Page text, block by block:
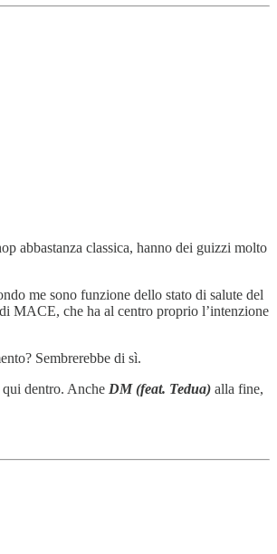
abbastanza classica, hanno dei guizzi molto
me sono funzione dello stato di salute del
MACE, che ha al centro proprio l’intenzione
Sembrerebbe di sì.
dentro. Anche DM (feat. Tedua) alla fine,